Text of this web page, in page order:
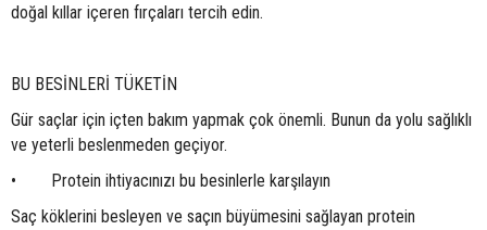
doğal kıllar içeren fırçaları tercih edin.
BU BESİNLERİ TÜKETİN
Gür saçlar için içten bakım yapmak çok önemli. Bunun da yolu sağlıklı
ve yeterli beslenmeden geçiyor.
• Protein ihtiyacınızı bu besinlerle karşılayın
Saç köklerini besleyen ve saçın büyümesini sağlayan protein